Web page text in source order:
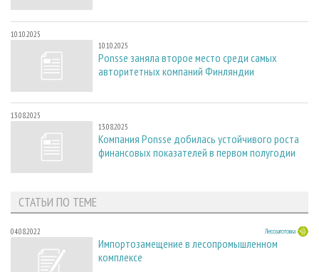
10.10.2025
10.10.2025
Ponsse заняла второе место среди самых
авторитетных компаний Финляндии
13.08.2025
13.08.2025
Компания Ponsse добилась устойчивого роста
финансовых показателей в первом полугодии
СТАТЬИ ПО ТЕМЕ
04.08.2022 Лесозаготовка
Импортозамещение в лесопромышленном
комплексе